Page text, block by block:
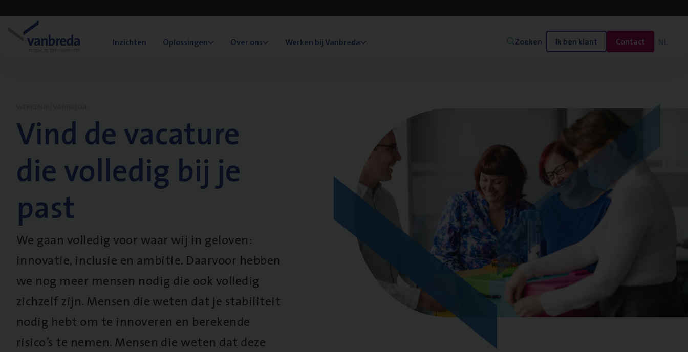
Inzichten Oplossingen Over ons Werken bij Vanbreda Zoeken Ik ben klant Contact NL
Vind de vacature
die volledig bij je
past
We gaan volledig voor waar wij in geloven:
innovatie, inclusie en ambitie. Daarvoor hebben
we nog meer mensen nodig die ook volledig
zichzelf zijn. Mensen die weten dat je stabiliteit
nodig hebt om te innoveren en berekende
risico’s te nemen. Mensen die weten dat deze